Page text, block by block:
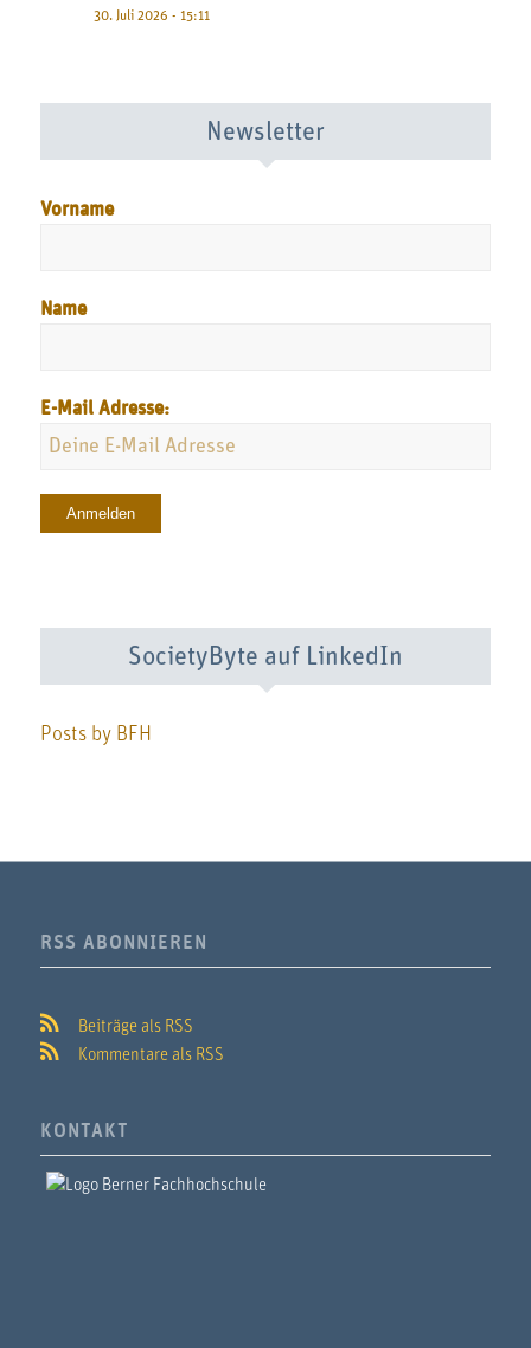
30. Juli 2026 - 15:11
Newsletter
Vorname
Name
E-Mail Adresse:
SocietyByte auf LinkedIn
Posts by BFH
RSS ABONNIEREN
Beiträge als RSS
Kommentare als RSS
KONTAKT